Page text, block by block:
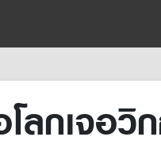
ลกเจอวิ